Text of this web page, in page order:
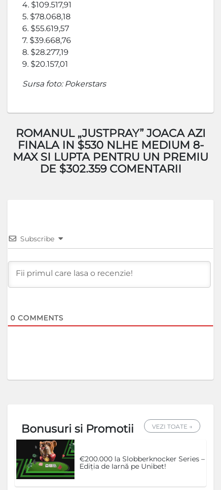
4. $109.517,91
5. $78.068,18
6. $55.619,57
7. $39.668,76
8. $28.277,19
9. $20.157,01
Sursa foto: Pokerstars
ROMANUL „JUSTPRAY” JOACA AZI
FINALA IN $530 NLHE MEDIUM 8-
MAX SI LUPTA PENTRU UN PREMIU
DE $302.359 COMENTARII
Subscribe
0 COMMENTS
Bonusuri si Promotii VEZI TOATE →
€200.000 la Slobberknocker Series –
Ediția de Iarnă pe Unibet!